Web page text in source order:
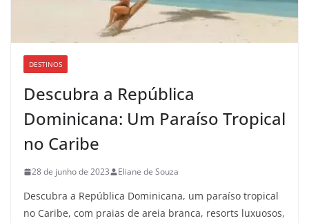
DESTINOS
Descubra a República
Dominicana: Um Paraíso Tropical
no Caribe
28 de junho de 2023 Eliane de Souza
Descubra a República Dominicana, um paraíso tropical
no Caribe, com praias de areia branca, resorts luxuosos,